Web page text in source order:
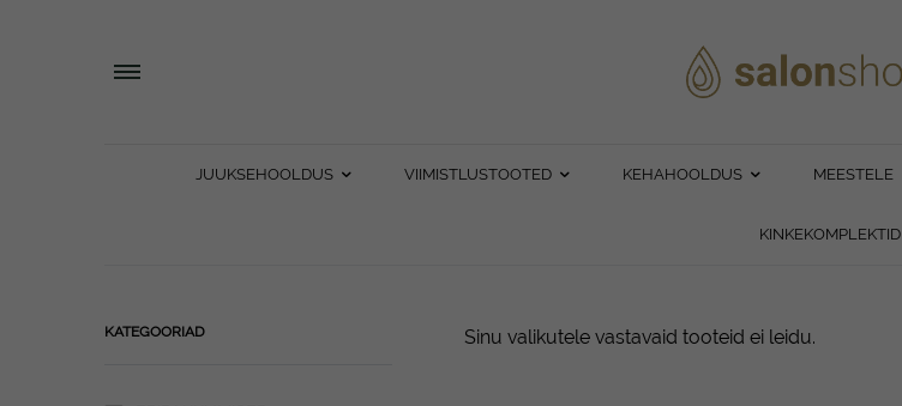
JUUKSEHOOLDUS VIIMISTLUSTOOTED KEHAHOOLDUS MEESTELE
KINKEKOMPLEKTID
KATEGOORIAD Sinu valikutele vastavaid tooteid ei leidu.